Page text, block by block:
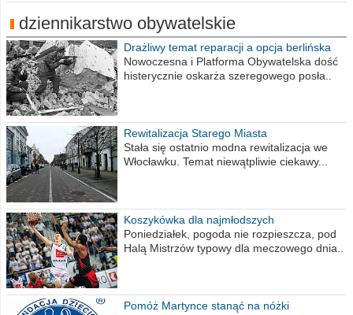
dziennikarstwo obywatelskie
Drażliwy temat reparacji a opcja berlińska
Nowoczesna i Platforma Obywatelska dość
histerycznie oskarża szeregowego posła..
Rewitalizacja Starego Miasta
Stała się ostatnio modna rewitalizacja we
Włocławku. Temat niewątpliwie ciekawy...
Koszykówka dla najmłodszych
Poniedziałek, pogoda nie rozpieszcza, pod
Halą Mistrzów typowy dla meczowego dnia..
Pomóż Martynce stanąć na nóżki